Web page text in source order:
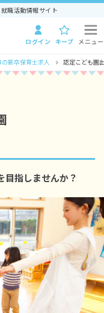
職活動情報サイト
ログイン キープ メニュー
の新卒保育士求人 認定こども園
目指しませんか？